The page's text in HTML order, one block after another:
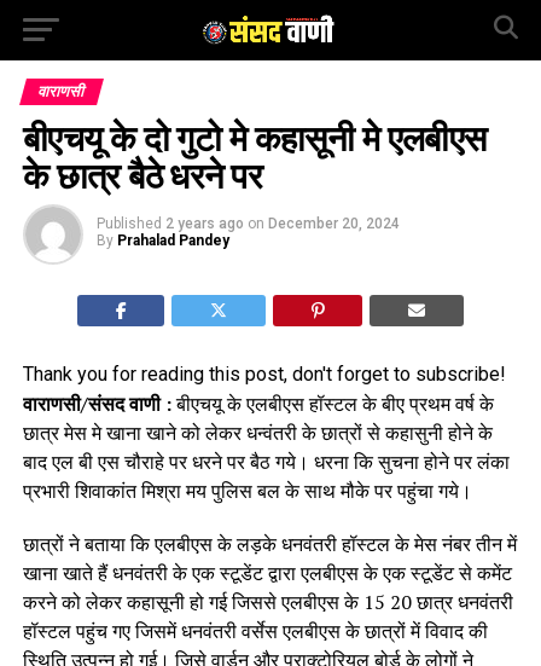
वाराणसी
बीएचयू के दो गुटो मे कहासूनी मे एलबीएस
के छात्र बैठे धरने पर
Published 2 years ago on December 20, 2024
By Prahalad Pandey
Thank you for reading this post, don't forget to subscribe!
वाराणसी/संसद वाणी :बीएचयू के एलबीएस हॉस्टल के बीए प्रथम वर्ष के
छात्र मेस मे खाना खाने को लेकर धन्वंतरी के छात्रों से कहासुनी होने के
बाद एल बी एस चौराहे पर धरने पर बैठ गये। धरना कि सुचना होने पर लंका
प्रभारी शिवाकांत मिश्रा मय पुलिस बल के साथ मौके पर पहुंचा गये।
छात्रों ने बताया कि एलबीएस के लड़के धनवंतरी हॉस्टल के मेस नंबर तीन में
खाना खाते हैं धनवंतरी के एक स्टूडेंट द्वारा एलबीएस के एक स्टूडेंट से कमेंट
करने को लेकर कहासूनी हो गई जिससे एलबीएस के 15 20 छात्र धनवंतरी
हॉस्टल पहुंच गए जिसमें धनवंतरी वर्सेस एलबीएस के छात्रों में विवाद की
स्थिति उत्पन्न हो गई। जिसे वार्डन और प्राक्टोरियल बोर्ड के लोगों ने